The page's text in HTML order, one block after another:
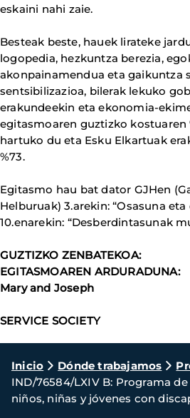
eskaini nahi zaie.
Besteak beste, hauek lirateke
logopedia, hezkuntza berezia,
akonpainamendua eta gaikuntza
sentsibilizazioa, bilerak lekuko
erakundeekin eta ekonomia-
egitasmoaren guztizko kostuaren
hartuko du eta Esku Elkartuak
%73.
Egitasmo hau bat dator GJHen
Helburuak) 3.arekin: “Osasuna eta
10.enarekin: “Desberdintasunak
GUZTIZKO
EGITASMOAREN
Mary and Joseph
JMJ
SERVICE SOCIETY
Ruta
de
navegación
Inicio Dónde trabajamos
IND/76584/LXIV B: Programa
niños, niñas y jóvenes con